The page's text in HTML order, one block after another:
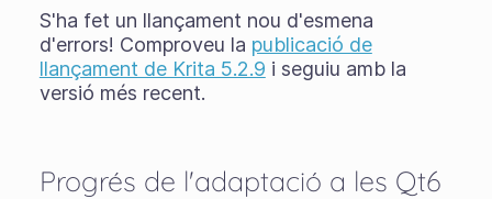
S'ha fet un llançament nou d'esmena
d'errors! Comproveu la publicació de
llançament de Krita 5.2.9 i seguiu amb la
versió més recent.
Progrés de l'adaptació a les Qt6